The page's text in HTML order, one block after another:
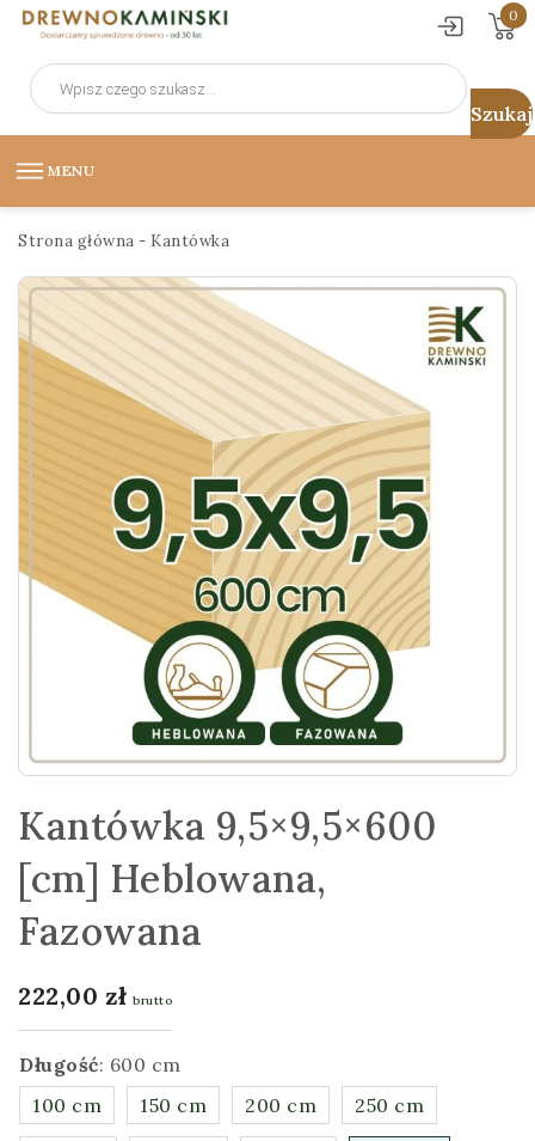
0
Wyszukiwarka
produktów
MENU
Strona główna - Kantówka
Kantówka 9,5×9,5×600
[cm] Heblowana,
Fazowana
222,00 zł brutto
Długość: 600 cm
100 cm
150 cm 200 cm 250 cm